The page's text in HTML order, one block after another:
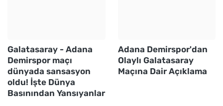
Galatasaray - Adana
Demirspor maçı
dünyada sansasyon
oldu! İşte Dünya
Basınından Yansıyanlar
Adana Demirspor'dan
Olaylı Galatasaray
Maçına Dair Açıklama